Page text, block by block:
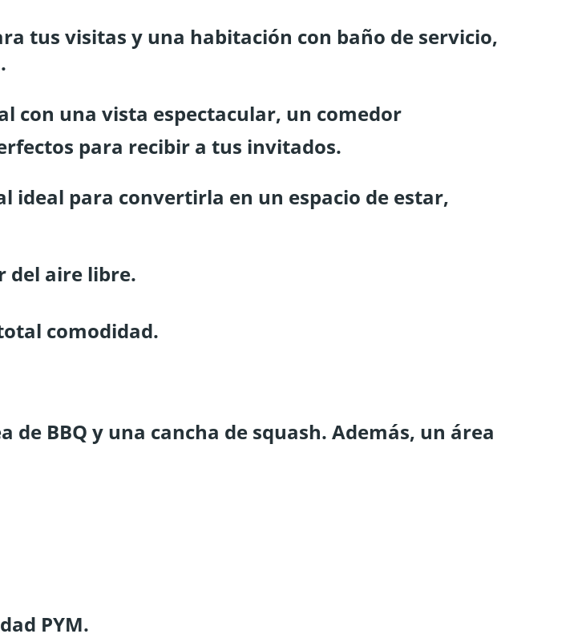
tus visitas y una habitación con baño de servicio,
con una vista espectacular, un comedor
para recibir a tus invitados.
para convertirla en un espacio de estar,
del aire libre.
comodidad.
BBQ y una cancha de squash. Además, un área
PYM.